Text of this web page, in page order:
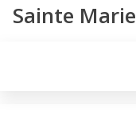
Sainte Marie